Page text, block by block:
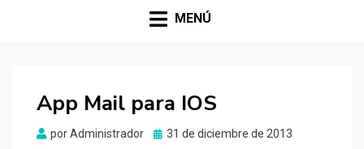
MENÚ
App Mail para IOS
porAdministrador
Publicado
31 de diciembre de 2013